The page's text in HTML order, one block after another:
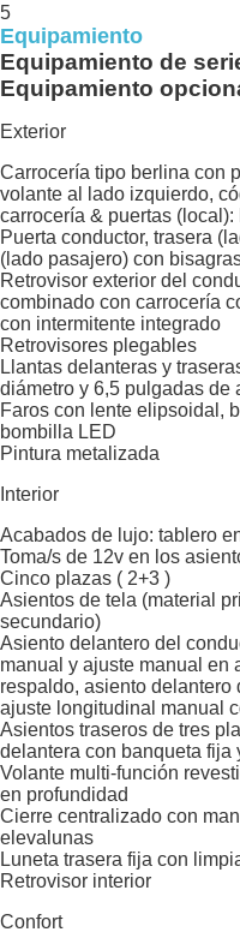
5
Equipamiento
Equipamiento de
Equipamiento
Exterior
Carrocería tipo berlina con
volante al lado izquierdo,
carrocería & puertas
Puerta conductor, trasera
(lado pasajero) con
Retrovisor exterior del
combinado con carrocería
con intermitente integrado
Retrovisores plegables
Llantas delanteras y
diámetro y 6,5 pulgadas de
Faros con lente elipsoidal,
bombilla LED
Pintura metalizada
Interior
Acabados de lujo: tablero
Toma/s de 12v en los
Cinco plazas ( 2+3 )
Asientos de tela (material
secundario)
Asiento delantero del
manual y ajuste manual en
respaldo, asiento
ajuste longitudinal manual
Asientos traseros de tres
delantera con banqueta
Volante multi-función
en profundidad
Cierre centralizado con
elevalunas
Luneta trasera fija con
Retrovisor interior
Confort